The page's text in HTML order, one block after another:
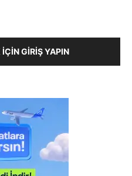
GIRIŞ YAPIN